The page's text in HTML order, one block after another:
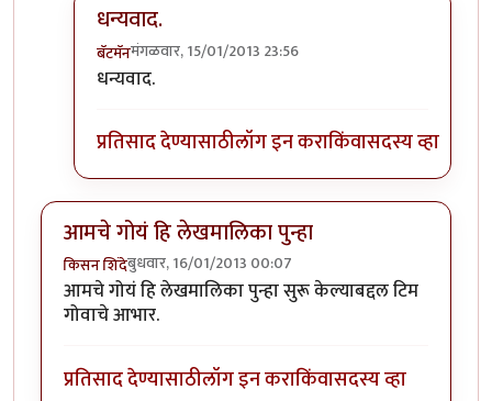
धन्यवाद.
बॅटमॅनमंगळवार, 15/01/2013 23:56
In reply to
धन्यवाद.
प्रतिसाद देण्यासाठीलॉग इन कराकिंवासदस्य व्हा
आमचे गोयं हि लेखमालिका पुन्हा
किसन शिंदेबुधवार, 16/01/2013 00:07
आमचे गोयं हि लेखमालिका पुन्हा सुरू केल्याबद्दल टिम
गोवाचे आभार.
प्रतिसाद देण्यासाठीलॉग इन कराकिंवासदस्य व्हा